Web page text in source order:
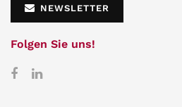
NEWSLETTER
Folgen Sie uns!